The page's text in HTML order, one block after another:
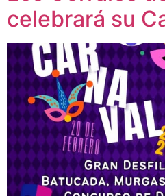
celebrará su